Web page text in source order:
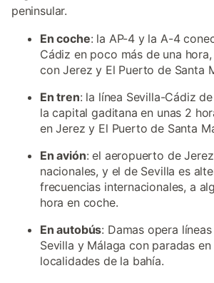
peninsular.
En coche: la AP-4 y la A-4
Cádiz en poco más de una
con Jerez y El Puerto de Santa
En tren: la línea Sevilla-Cádiz
la capital gaditana en unas 2
en Jerez y El Puerto de Santa
En avión: el aeropuerto de
nacionales, y el de Sevilla es
frecuencias internacionales, a
hora en coche.
En autobús: Damas opera
Sevilla y Málaga con paradas
localidades de la bahía.